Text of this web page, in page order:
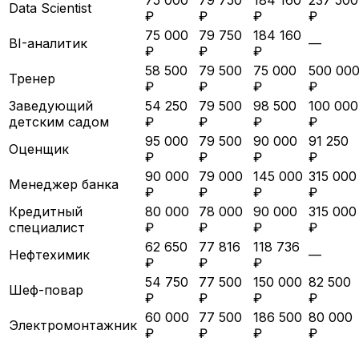
Data Scientist
₽
₽
₽
₽
BI-аналитик
75 000
₽
79 750
₽
184 160
₽
—
Тренер
58 500
₽
79 500
₽
75 000
₽
500 000
₽
Заведующий
детским садом
54 250
₽
79 500
₽
98 500
₽
100 000
₽
Оценщик
95 000
₽
79 500
₽
90 000
₽
91 250
₽
Менеджер банка
90 000
₽
79 000
₽
145 000
₽
315 000
₽
Кредитный
специалист
80 000
₽
78 000
₽
90 000
₽
315 000
₽
Нефтехимик
62 650
₽
77 816
₽
118 736
₽
—
Шеф-повар
54 750
₽
77 500
₽
150 000
₽
82 500
₽
Электромонтажник 60 000
₽
77 500
₽
186 500
₽
80 000
₽